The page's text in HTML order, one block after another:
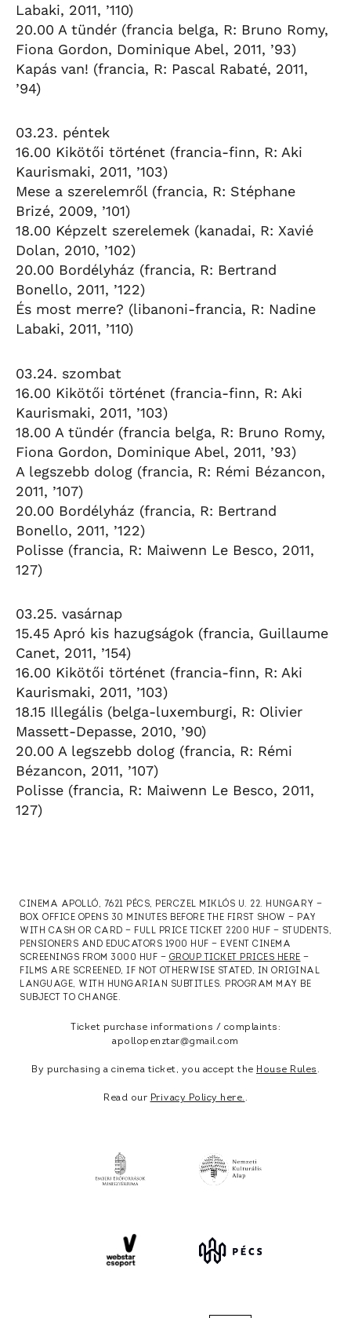
Labaki, 2011, ’110)
20.00 A tündér (francia belga, R: Bruno Romy,
Fiona Gordon, Dominique Abel, 2011, ’93)
Kapás van! (francia, R: Pascal Rabaté, 2011,
’94)
03.23. péntek
16.00 Kikötői történet (francia-finn, R: Aki
Kaurismaki, 2011, ’103)
Mese a szerelemről (francia, R: Stéphane
Brizé, 2009, ’101)
18.00 Képzelt szerelemek (kanadai, R: Xavié
Dolan, 2010, ’102)
20.00 Bordélyház (francia, R: Bertrand
Bonello, 2011, ’122)
És most merre? (libanoni-francia, R: Nadine
Labaki, 2011, ’110)
03.24. szombat
16.00 Kikötői történet (francia-finn, R: Aki
Kaurismaki, 2011, ’103)
18.00 A tündér (francia belga, R: Bruno Romy,
Fiona Gordon, Dominique Abel, 2011, ’93)
A legszebb dolog (francia, R: Rémi Bézancon,
2011, ’107)
20.00 Bordélyház (francia, R: Bertrand
Bonello, 2011, ’122)
Polisse (francia, R: Maiwenn Le Besco, 2011,
127)
03.25. vasárnap
15.45 Apró kis hazugságok (francia, Guillaume
Canet, 2011, ’154)
16.00 Kikötői történet (francia-finn, R: Aki
Kaurismaki, 2011, ’103)
18.15 Illegális (belga-luxemburgi, R: Olivier
Massett-Depasse, 2010, ’90)
20.00 A legszebb dolog (francia, R: Rémi
Bézancon, 2011, ’107)
Polisse (francia, R: Maiwenn Le Besco, 2011,
127)
CINEMA APOLLÓ, 7621 PÉCS, PERCZEL MIKLÓS U. 22. HUNGARY —
BOX OFFICE OPENS 30 MINUTES BEFORE THE FIRST SHOW — PAY
WITH CASH OR CARD — FULL PRICE TICKET 2200 HUF — STUDENTS,
PENSIONERS AND EDUCATORS 1900 HUF — EVENT CINEMA
SCREENINGS FROM 3000 HUF — GROUP TICKET PRICES HERE —
FILMS ARE SCREENED, IF NOT OTHERWISE STATED, IN ORIGINAL
LANGUAGE, WITH HUNGARIAN SUBTITLES. PROGRAM MAY BE
SUBJECT TO CHANGE.
Ticket purchase informations / complaints:
apollopenztar@gmail.com
By purchasing a cinema ticket, you accept the House Rules .
Read our Privacy Policy here. .